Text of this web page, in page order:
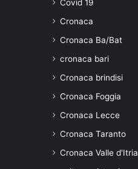
Covid 19
Cronaca
Cronaca Ba/Bat
cronaca bari
Cronaca brindisi
Cronaca Foggia
Cronaca Lecce
Cronaca Taranto
Cronaca Valle d'Itria